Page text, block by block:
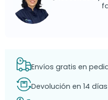
Envíos gratis en
Devolución en 14